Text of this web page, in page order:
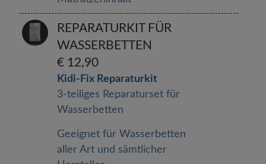
REPARATURKIT FÜR
WASSERBETTEN
€ 12,90
Kidi-Fix Reparaturkit
3-teiliges Reparaturset für
Wasserbetten
Geeignet für Wasserbetten
aller Art und sämtlicher